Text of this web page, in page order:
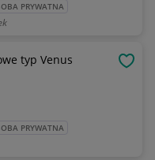
PRYWATNA
typ Venus
PRYWATNA